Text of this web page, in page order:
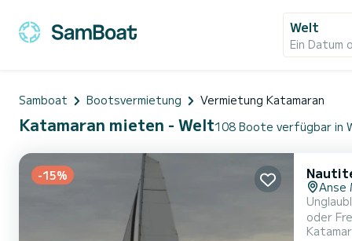
Welt
Ein Datum
Samboat Bootsvermietung Vermietung Katamaran
Katamaran mieten - Welt108 Boote verfügbar in
-15%
Anse
oder Freunden. Das Boot verfügt über 4 Kabinen mit